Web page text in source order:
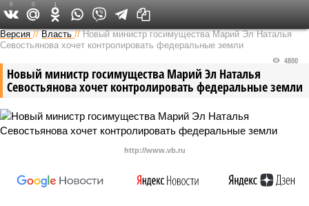
Версия в Чувашии
Версия //Власть //Новый министр госимущества Марий Эл Наталья
Севостьянова хочет контролировать федеральные земли
Новый министр госимущества Марий Эл Наталья
Севостьянова хочет контролировать федеральные земли
4800
http://www.vb.ru
0 0 1